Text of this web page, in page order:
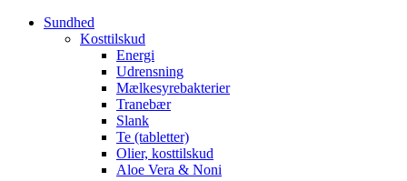
Sundhed
Kosttilskud
Energi
Udrensning
Mælkesyrebakterier
Tranebær
Slank
Te (tabletter)
Olier, kosttilskud
Aloe Vera & Noni